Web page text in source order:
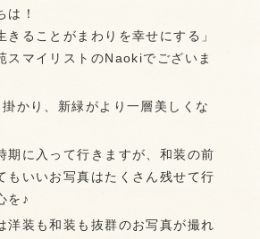
は！
きることがまわりを幸せにする」
スマイリストのNaokiでございま
かり、新緑がより一層美しくな
期に入って行きますが、和装の前
もいいお写真はたくさん残せて行
を♪
洋装も和装も抜群のお写真が撮れ